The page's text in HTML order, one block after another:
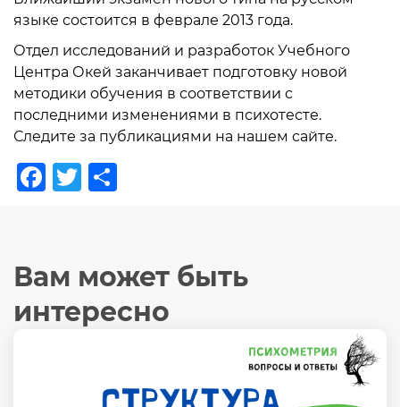
языке состоится в феврале 2013 года.
Отдел исследований и разработок Учебного
Центра Окей заканчивает подготовку новой
методики обучения в соответствии с
последними изменениями в психотесте.
Следите за публикациями на нашем сайте.
Facebook
Twitter
Вам может быть
интересно